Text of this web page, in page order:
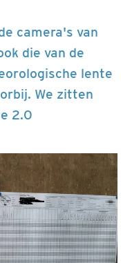
camera's van
die van de
lente
We zitten
2.0